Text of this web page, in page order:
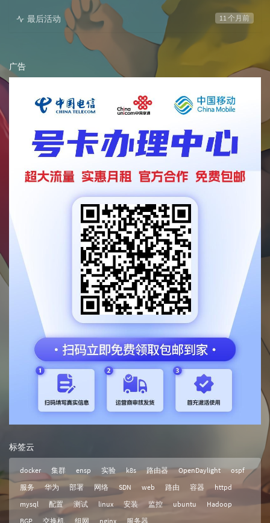
11 个月前
最后活动
广告
标签云
docker 集群 ensp 实验 k8s 路由器 OpenDaylight
ospf
服务
华为 部署 网络 SDN web 路由 容器
httpd
mysql
配置 测试 linux 安装 监控 ubuntu
Hadoop
BGP
交换机 组网 nginx 服务器